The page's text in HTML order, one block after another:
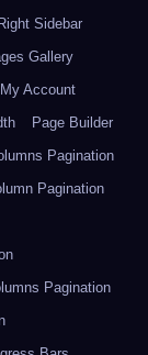
Sidebar
Gallery
My Account
Page Builder
Pagination
Pagination
Pagination